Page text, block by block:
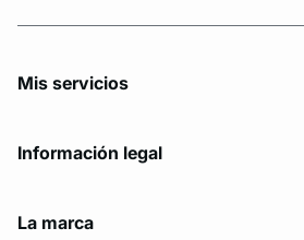
Mis servicios
Información legal
La marca